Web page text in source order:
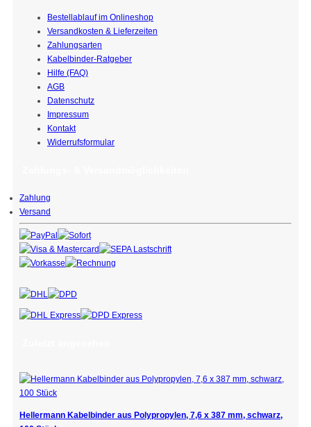
Bestellablauf im Onlineshop
Versandkosten & Lieferzeiten
Zahlungsarten
Kabelbinder-Ratgeber
Hilfe (FAQ)
AGB
Datenschutz
Impressum
Kontakt
Widerrufsformular
Zahlung
Versand
Hellermann Kabelbinder aus Polypropylen, 7,6 x 387 mm, schwarz,